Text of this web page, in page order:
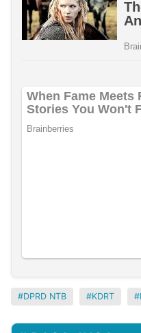
DPRD NTB KDRT